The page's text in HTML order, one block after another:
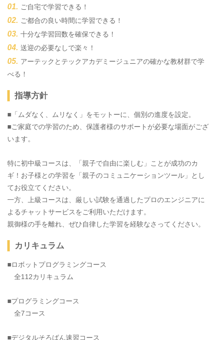
ご自宅で学習できる！
ご都合の良い時間に学習できる！
十分な学習回数を確保できる！
送迎の必要なしで楽々！
アーテックとテックアカデミージュニアの確かな教材群で学
べる！
指導方針
■「ムダなく、ムリなく」をモットーに、個別の進度を設定。
■ご家庭での学習のため、保護者様のサポートが必要な場面がござ
います。
特に初中級コースは、「親子で自由に楽しむ」ことが成功のカ
ギ！お子様との学習を「親子のコミュニケーションツール」とし
てお役立てください。
一方、上級コースは、厳しい試験を通過したプロのエンジニアに
よるチャットサービスをご利用いただけます。
親御様の手を離れ、ぜひ自律した学習を経験なさってください。
カリキュラム
■ロボットプログラミングコース
全112カリキュラム
■プログラミングコース
全7コース
■デジタルそろばん速習コース